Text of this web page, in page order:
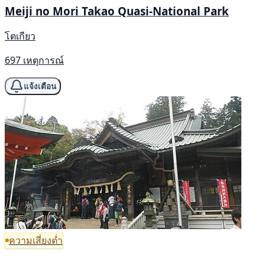
Meiji no Mori Takao Quasi-National Park
โตเกียว
697 เหตุการณ์
แจ้งเตือน
ความเสี่ยงต่ำ